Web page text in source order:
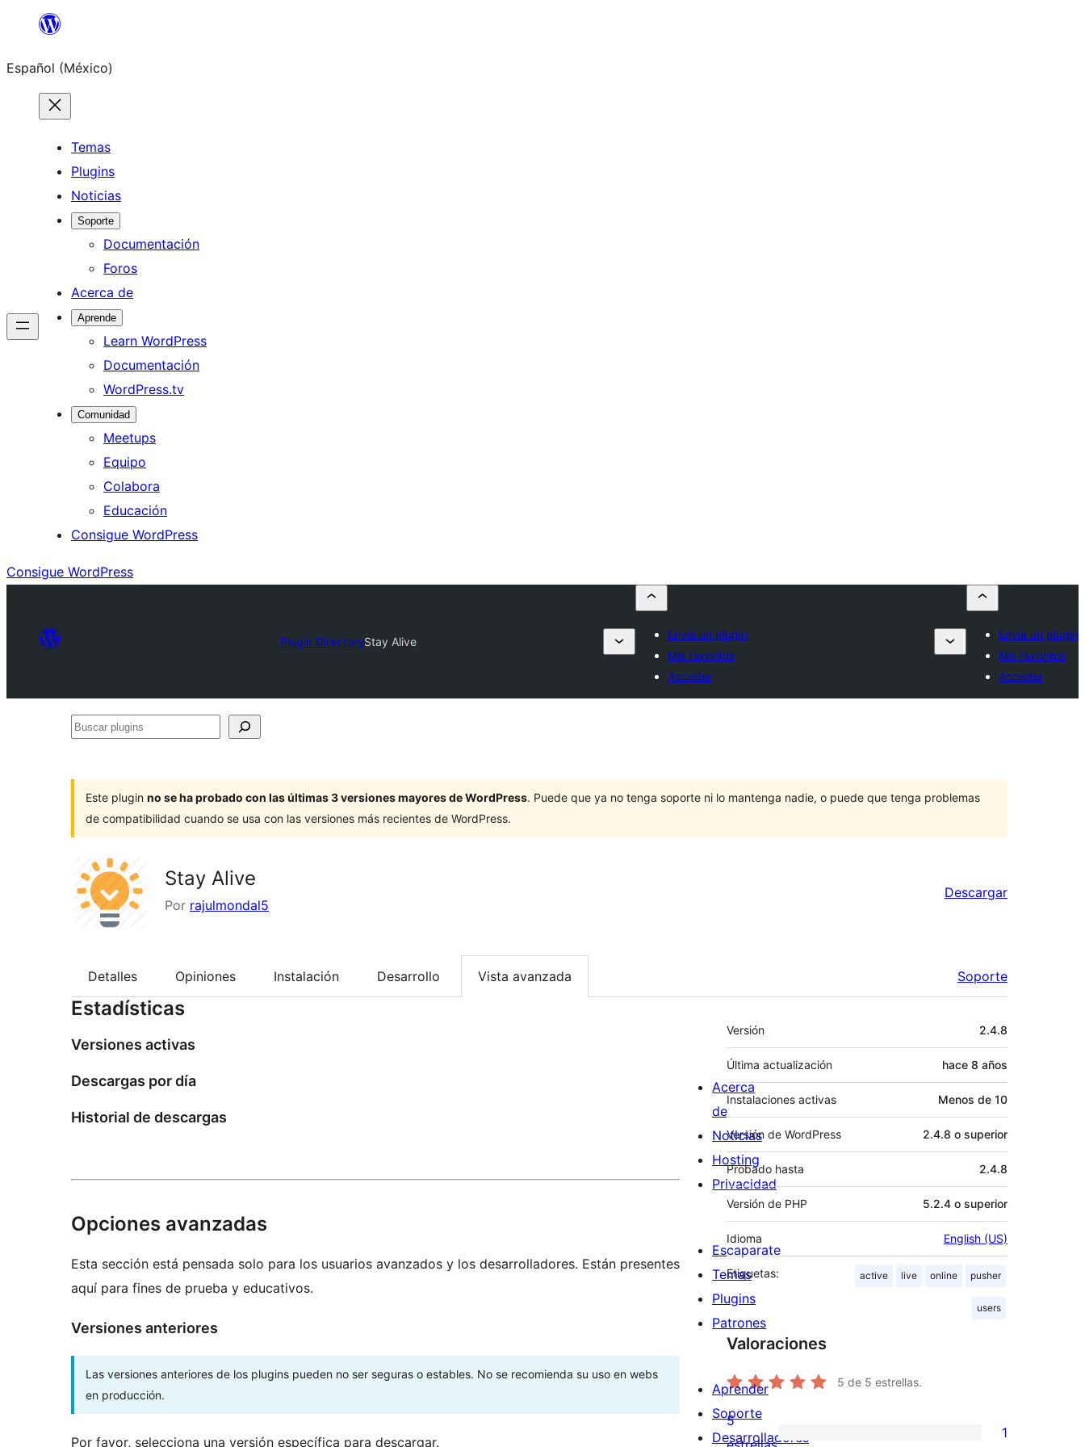
Saltar
contenido
Español (México)
Temas
Plugins
Noticias
Soporte
Documentación
Foros
Acerca de
Aprende
Learn WordPress
Documentación
WordPress.tv
Comunidad
Meetups
Equipo
Colabora
Educación
Consigue WordPress
Consigue WordPress
Plugin DirectoryStay Alive
Envía un plugin
Mis favoritos
Acceder
Envía un plugin
Mis favoritos
Acceder
Buscar
Este plugin no se ha probado con las últimas 3 versiones mayores de WordPress. Puede que ya no tenga soporte ni lo mantenga nadie, o puede que tenga problemas
de compatibilidad cuando se usa con las versiones más recientes de WordPress.
Stay Alive
Por rajulmondal5
Descargar
Detalles Opiniones Instalación Desarrollo Vista avanzada Soporte
Estadísticas
Versiones activas
Descargas por día
Historial de descargas
Opciones avanzadas
Esta sección está pensada solo para los usuarios avanzados y los desarrolladores. Están presentes
aquí para fines de prueba y educativos.
Versiones anteriores
Las versiones anteriores de los plugins pueden no ser seguras o estables. No se recomienda su uso en webs
en producción.
Por favor, selecciona una versión específica para descargar.
Meta
Versión 2.4.8
Última actualización hace 8 años
Instalaciones activas Menos de 10
Versión de WordPress 2.4.8 o superior
Probado hasta 2.4.8
Versión de PHP 5.2.4 o superior
Idioma English (US)
Etiquetas: active live online pusher
users
Valoraciones
5 de 5 estrellas.
1
5
1
Acerca
de
Noticias
Hosting
Privacidad
Escaparate
Temas
Plugins
Patrones
Aprender
Soporte
Desarrolladores